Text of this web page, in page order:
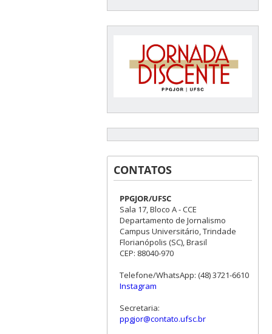
CONTATOS
PPGJOR/UFSC
Sala 17, Bloco A - CCE
Departamento de Jornalismo
Campus Universitário, Trindade
Florianópolis (SC), Brasil
CEP: 88040-970
Telefone/WhatsApp: (48) 3721-6610
Instagram
Secretaria:
ppgjor@contato.ufsc.br